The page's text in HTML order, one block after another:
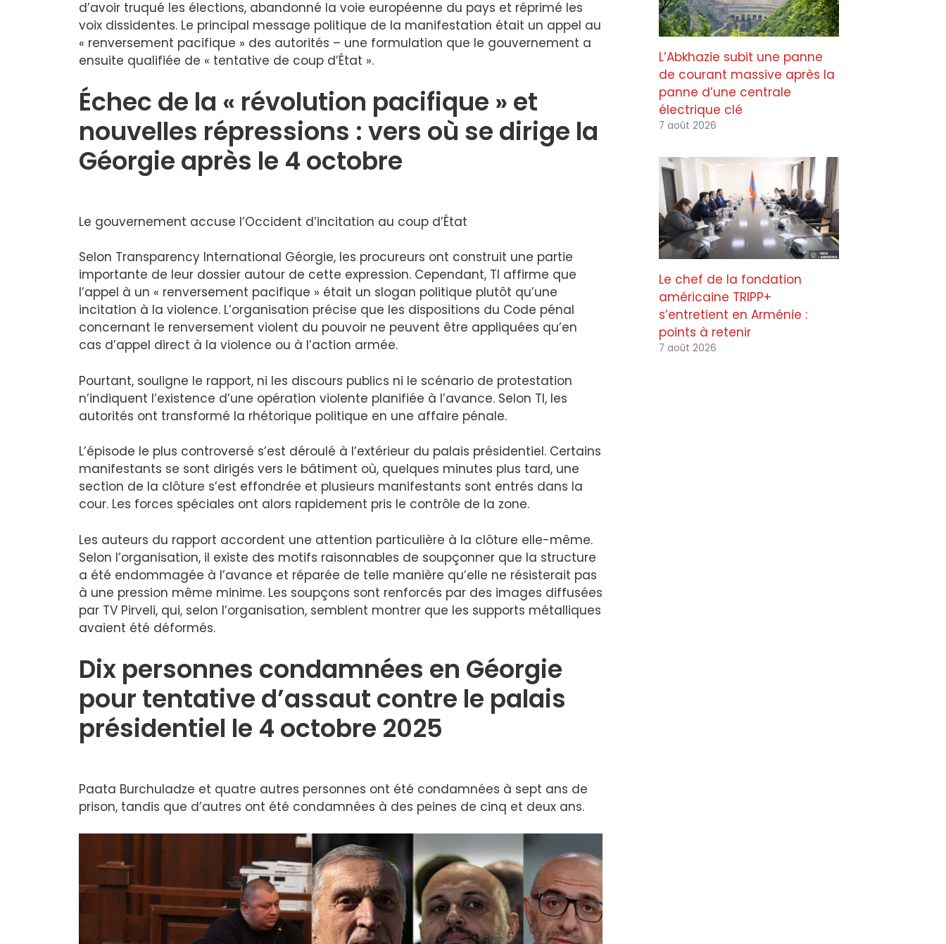
d’avoir truqué les élections, abandonné la voie européenne du pays et réprimé les
voix dissidentes. Le principal message politique de la manifestation était un appel au
« renversement pacifique » des autorités – une formulation que le gouvernement a
ensuite qualifiée de « tentative de coup d’État ».
Échec de la « révolution pacifique » et
nouvelles répressions : vers où se dirige la
Géorgie après le 4 octobre
Le gouvernement accuse l’Occident d’incitation au coup d’État
Selon Transparency International Géorgie, les procureurs ont construit une partie
importante de leur dossier autour de cette expression. Cependant, TI affirme que
l’appel à un « renversement pacifique » était un slogan politique plutôt qu’une
incitation à la violence. L’organisation précise que les dispositions du Code pénal
concernant le renversement violent du pouvoir ne peuvent être appliquées qu’en
cas d’appel direct à la violence ou à l’action armée.
Pourtant, souligne le rapport, ni les discours publics ni le scénario de protestation
n’indiquent l’existence d’une opération violente planifiée à l’avance. Selon TI, les
autorités ont transformé la rhétorique politique en une affaire pénale.
L’épisode le plus controversé s’est déroulé à l’extérieur du palais présidentiel. Certains
manifestants se sont dirigés vers le bâtiment où, quelques minutes plus tard, une
section de la clôture s’est effondrée et plusieurs manifestants sont entrés dans la
cour. Les forces spéciales ont alors rapidement pris le contrôle de la zone.
Les auteurs du rapport accordent une attention particulière à la clôture elle-même.
Selon l’organisation, il existe des motifs raisonnables de soupçonner que la structure
a été endommagée à l’avance et réparée de telle manière qu’elle ne résisterait pas
à une pression même minime. Les soupçons sont renforcés par des images diffusées
par TV Pirveli, qui, selon l’organisation, semblent montrer que les supports métalliques
avaient été déformés.
Dix personnes condamnées en Géorgie
pour tentative d’assaut contre le palais
présidentiel le 4 octobre 2025
Paata Burchuladze et quatre autres personnes ont été condamnées à sept ans de
prison, tandis que d’autres ont été condamnées à des peines de cinq et deux ans.
L’Abkhazie subit une panne
de courant massive après la
panne d’une centrale
électrique clé
7 août 2026
Le chef de la fondation
américaine TRIPP+
s’entretient en Arménie :
points à retenir
7 août 2026